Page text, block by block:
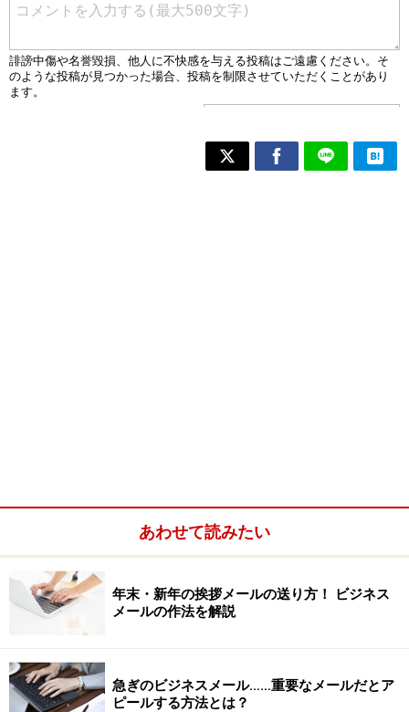
あわせて読みたい
年末・新年の挨拶メールの送り方！ ビジネス
メールの作法を解説
急ぎのビジネスメール……重要なメールだとア
ピールする方法とは？